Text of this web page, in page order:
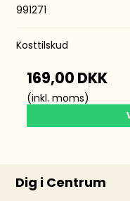
991271
Kosttilskud
169,00 DKK
(inkl. moms)
Dig i Centrum